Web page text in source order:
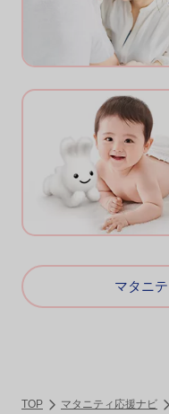
マタニ
TOP マタニティ応援ナビ